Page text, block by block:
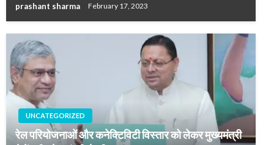
prashant sharma February 17, 2023
UNCATEGORIZED
रेल परियोजनाओं और कनेक्टिविटी विस्तार को लेकर मुख्यमंत्री